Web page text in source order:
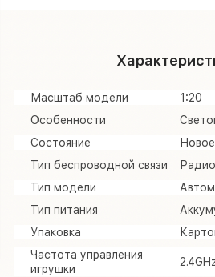
Масштаб модели
1:20
Особенности
Состояние
Новое
Тип беспроводной связи
Тип модели
Тип питания
Упаковка
Частота управления
игрушки